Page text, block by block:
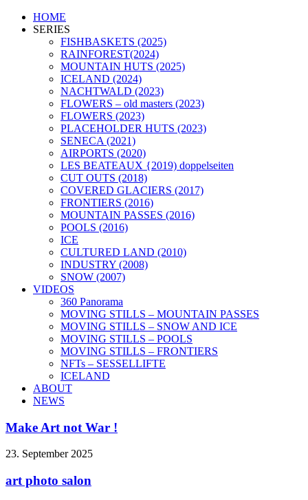
HOME
SERIES
FISHBASKETS (2025)
RAINFOREST(2024)
MOUNTAIN HUTS (2025)
ICELAND (2024)
NACHTWALD (2023)
FLOWERS – old masters (2023)
FLOWERS (2023)
PLACEHOLDER HUTS (2023)
SENECA (2021)
AIRPORTS (2020)
LES BEATEAUX {2019) doppelseiten
CUT OUTS (2018)
COVERED GLACIERS (2017)
FRONTIERS (2016)
MOUNTAIN PASSES (2016)
POOLS (2016)
ICE
CULTURED LAND (2010)
INDUSTRY (2008)
SNOW (2007)
VIDEOS
360 Panorama
MOVING STILLS – MOUNTAIN PASSES
MOVING STILLS – SNOW AND ICE
MOVING STILLS – POOLS
MOVING STILLS – FRONTIERS
NFTs – SESSELLIFTE
ICELAND
ABOUT
NEWS
Make Art not War !
23. September 2025
art photo salon